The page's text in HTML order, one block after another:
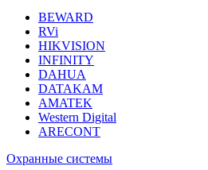
BEWARD
RVi
HIKVISION
INFINITY
DAHUA
DATAKAM
AMATEK
Western Digital
ARECONT
Охранные системы